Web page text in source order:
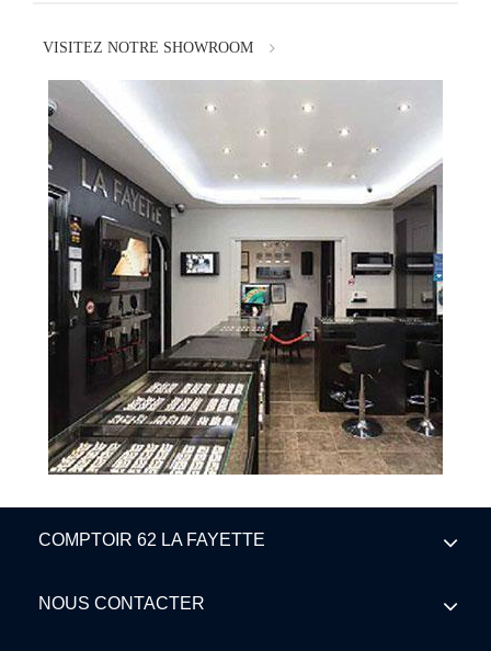
VISITEZ NOTRE SHOWROOM
COMPTOIR 62 LA FAYETTE
NOUS CONTACTER